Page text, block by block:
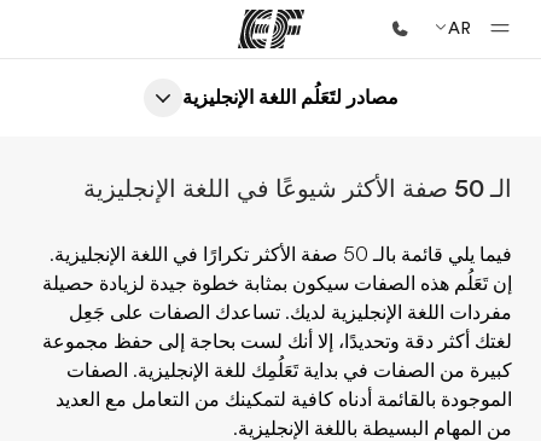
AR
الصفحة الرئيسية
برامج
مكاتب
أعثر على مكتب قريب منك
نبذة عنا
من نحن
مصادر لتَعَلُم اللغة الإنجليزية
الـ 50 صفة الأكثر شيوعًا في اللغة الإنجليزية
فيما يلي قائمة بالـ 50 صفة الأكثر تكرارًا في اللغة الإنجليزية.
إن تَعَلُم هذه الصفات سيكون بمثابة خطوة جيدة لزيادة حصيلة
مفردات اللغة الإنجليزية لديك. تساعدك الصفات على جَعِل
لغتك أكثر دقة وتحديدًا، إلا أنك لست بحاجة إلى حفظ مجموعة
كبيرة من الصفات في بداية تَعَلُمِك للغة الإنجليزية. الصفات
الموجودة بالقائمة أدناه كافية لتمكينك من التعامل مع العديد
من المهام البسيطة باللغة الإنجليزية.